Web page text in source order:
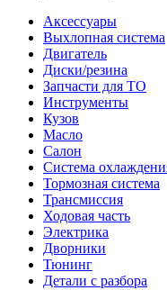
Аксессуары
Выхлопная система
Двигатель
Диски/резина
Запчасти для ТО
Инструменты
Кузов
Масло
Салон
Система
Тормозная система
Трансмиссия
Ходовая часть
Электрика
Дворники
Тюнинг
Детали с разбора